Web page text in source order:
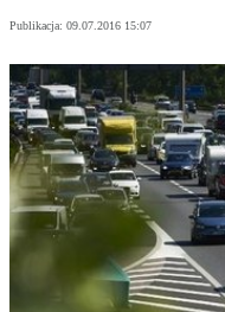
Publikacja: 09.07.2016 15:07